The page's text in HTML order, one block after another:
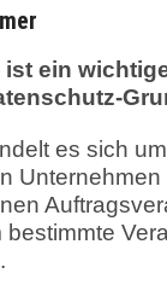
ein
es sich